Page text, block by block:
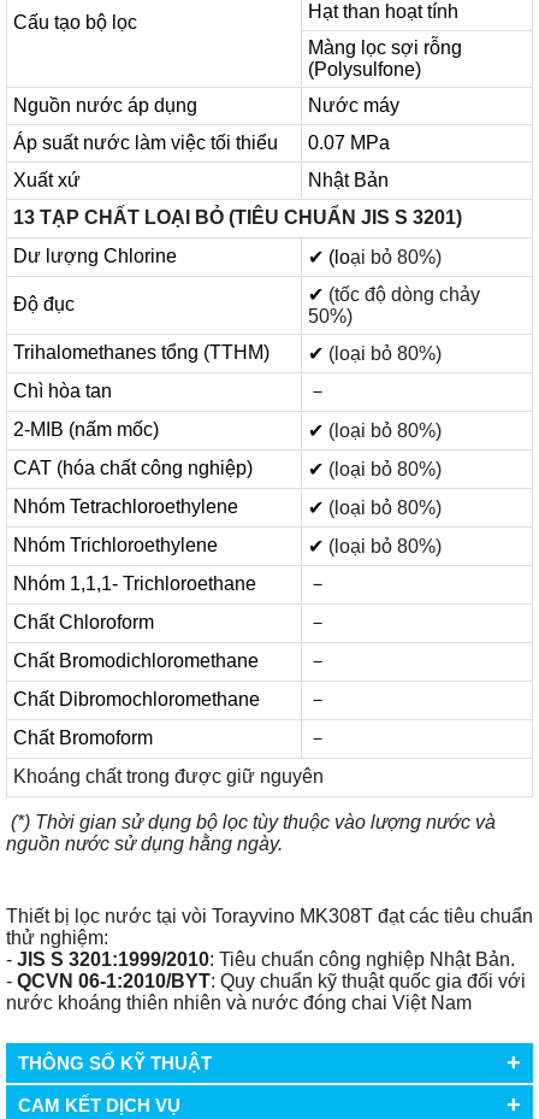
Cấu tạo bộ lọc
Hạt than hoạt tính
Màng lọc sợi rỗng
(Polysulfone)
Nguồn nước áp dụng
Nước máy
Áp suất nước làm việc tối thiểu
0.07 MPa
Xuất xứ
Nhật Bản
13 TẠP CHẤT LOẠI BỎ (TIÊU CHUẨN JIS S 3201)
Dư lượng Chlorine
✔ (loại bỏ 80%)
Độ đục ✔ (tốc độ dòng chảy
50%)
Trihalomethanes tổng (TTHM)
✔ (loại bỏ 80%)
Chì hòa tan
－
2-MIB (nấm mốc)
✔ (loại bỏ 80%)
CAT (hóa chất công nghiệp)
✔ (loại bỏ 80%)
Nhóm Tetrachloroethylene
✔ (loại bỏ 80%)
Nhóm Trichloroethylene
✔ (loại bỏ 80%)
Nhóm 1,1,1- Trichloroethane
－
Chất Chloroform
－
Chất Bromodichloromethane
－
Chất Dibromochloromethane
－
Chất Bromoform
－
Khoáng chất trong được giữ nguyên
(*) Thời gian sử dụng bộ lọc tùy thuộc vào lượng nước và
nguồn nước sử dụng hằng ngày.
Thiết bị lọc nước tại vòi Torayvino MK308T đạt các tiêu chuẩn
thử nghiệm:
- JIS S 3201:1999/2010: Tiêu chuẩn công nghiệp Nhật Bản.
- QCVN 06-1:2010/BYT: Quy chuẩn kỹ thuật quốc gia đối với
nước khoáng thiên nhiên và nước đóng chai Việt Nam
THÔNG SỐ KỸ THUẬT +
CAM KẾT DỊCH VỤ +